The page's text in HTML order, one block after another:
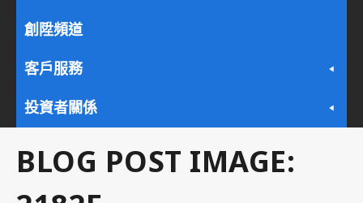
創陞頻道
客戶服務
投資者關係
BLOG POST IMAGE: